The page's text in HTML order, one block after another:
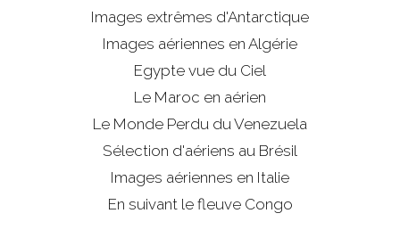
Images extrêmes d'Antarctique
Images aériennes en Algérie
Egypte vue du Ciel
Le Maroc en aérien
Le Monde Perdu du Venezuela
Sélection d'aériens au Brésil
Images aériennes en Italie
En suivant le fleuve Congo